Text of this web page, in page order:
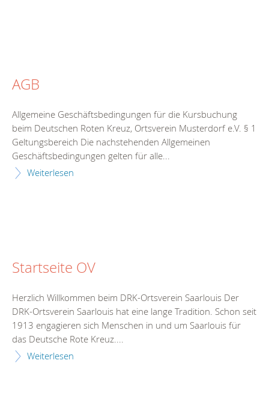
AGB
Allgemeine Geschäftsbedingungen für die Kursbuchung
beim Deutschen Roten Kreuz, Ortsverein Musterdorf e.V. § 1
Geltungsbereich Die nachstehenden Allgemeinen
Geschäftsbedingungen gelten für alle...
Weiterlesen
Startseite OV
Herzlich Willkommen beim DRK-Ortsverein Saarlouis Der
DRK-Ortsverein Saarlouis hat eine lange Tradition. Schon seit
1913 engagieren sich Menschen in und um Saarlouis für
das Deutsche Rote Kreuz....
Weiterlesen